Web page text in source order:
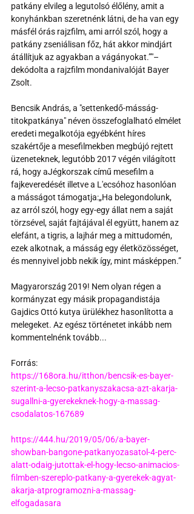
patkány elvileg a legutolsó élőlény, amit a
konyhánkban szeretnénk látni, de ha van egy
másfél órás rajzfilm, ami arról szól, hogy a
patkány zseniálisan főz, hát akkor mindjárt
átállítjuk az agyakban a vágányokat.”"–
dekódolta a rajzfilm mondanivalóját Bayer
Zsolt.
Bencsik András, a "settenkedő-másság-
titokpatkánya" néven összefoglalható elmélet
eredeti megalkotója egyébként híres
szakértője a mesefilmekben megbújó rejtett
üzeneteknek, legutóbb 2017 végén világított
rá, hogy aJégkorszak című mesefilm a
fajkeveredését illetve a L'ecsóhoz hasonlóan
a másságot támogatja:„Ha belegondolunk,
az arról szól, hogy egy-egy állat nem a saját
törzsével, saját fajtájával él együtt, hanem az
elefánt, a tigris, a lajhár meg a mittudomén,
ezek alkotnak, a másság egy életközösséget,
és mennyivel jobb nekik így, mint másképpen.”
Magyarország 2019! Nem olyan régen a
kormányzat egy másik propagandistája
Gajdics Ottó kutya ürülékhez hasonlította a
melegeket. Az egész történetet inkább nem
kommentelnénk tovább...
Forrás:
https://168ora.hu/itthon/bencsik-es-bayer-
szerint-a-lecso-patkanyszakacsa-azt-akarja-
sugallni-a-gyerekeknek-hogy-a-massag-
csodalatos-167689
https://444.hu/2019/05/06/a-bayer-
showban-bangone-patkanyozasatol-4-perc-
alatt-odaig-jutottak-el-hogy-lecso-animacios-
filmben-szereplo-patkany-a-gyerekek-agyat-
akarja-atprogramozni-a-massag-
elfogadasara